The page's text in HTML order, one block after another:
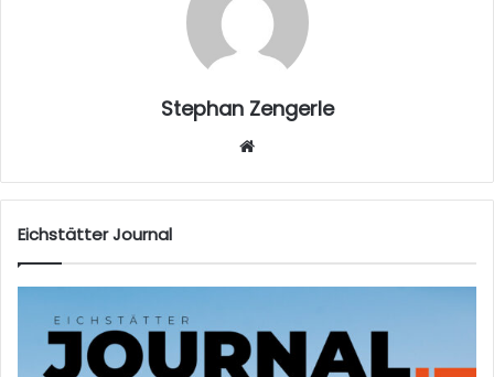
Stephan Zengerle
sei
Eichstätter Journal